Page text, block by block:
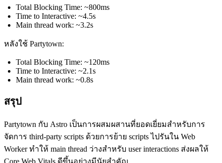
Total Blocking Time: ~800ms
Time to Interactive: ~4.5s
Main thread work: ~3.2s
หลังใช้ Partytown:
Total Blocking Time: ~120ms
Time to Interactive: ~2.1s
Main thread work: ~0.8s
สรุป
Partytown กับ Astro เป็นการผสมผสานที่ยอดเยี่ยมสำหรับการ
จัดการ third-party scripts ด้วยการย้าย scripts ไปรันใน Web
Worker ทำให้ main thread ว่างสำหรับ user interactions ส่งผลให้